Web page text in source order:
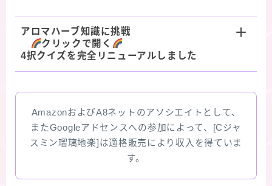
アロマハーブ知識に挑戦
クリックで開く
4択クイズを完全リニューアルしました
AmazonおよびA8ネットのアソシエイトとして、
またGoogleアドセンスへの参加によって、[Cジャ
スミン瑠璃地楽]は適格販売により収入を得ていま
す。